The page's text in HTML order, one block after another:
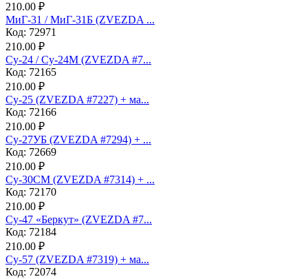
210.00 ₽
МиГ-31 / МиГ-31Б (ZVEZDA ...
Код: 72971
210.00 ₽
Су-24 / Су-24М (ZVEZDA #7...
Код: 72165
210.00 ₽
Су-25 (ZVEZDA #7227) + ма...
Код: 72166
210.00 ₽
Су-27УБ (ZVEZDA #7294) + ...
Код: 72669
210.00 ₽
Су-30СМ (ZVEZDA #7314) + ...
Код: 72170
210.00 ₽
Су-47 «Беркут» (ZVEZDA #7...
Код: 72184
210.00 ₽
Су-57 (ZVEZDA #7319) + ма...
Код: 72074